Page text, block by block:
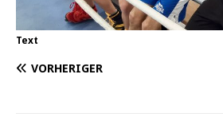
Text
VORHERIGER